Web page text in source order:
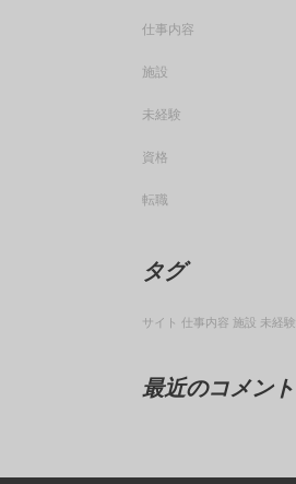
仕事内容
施設
未経験
資格
転職
タグ
サイト 仕事内容 施設 未経験
最近のコメント